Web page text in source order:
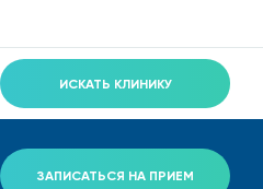
ИСКАТЬ КЛИНИКУ
ЗАПИСАТЬСЯ НА ПРИЕМ